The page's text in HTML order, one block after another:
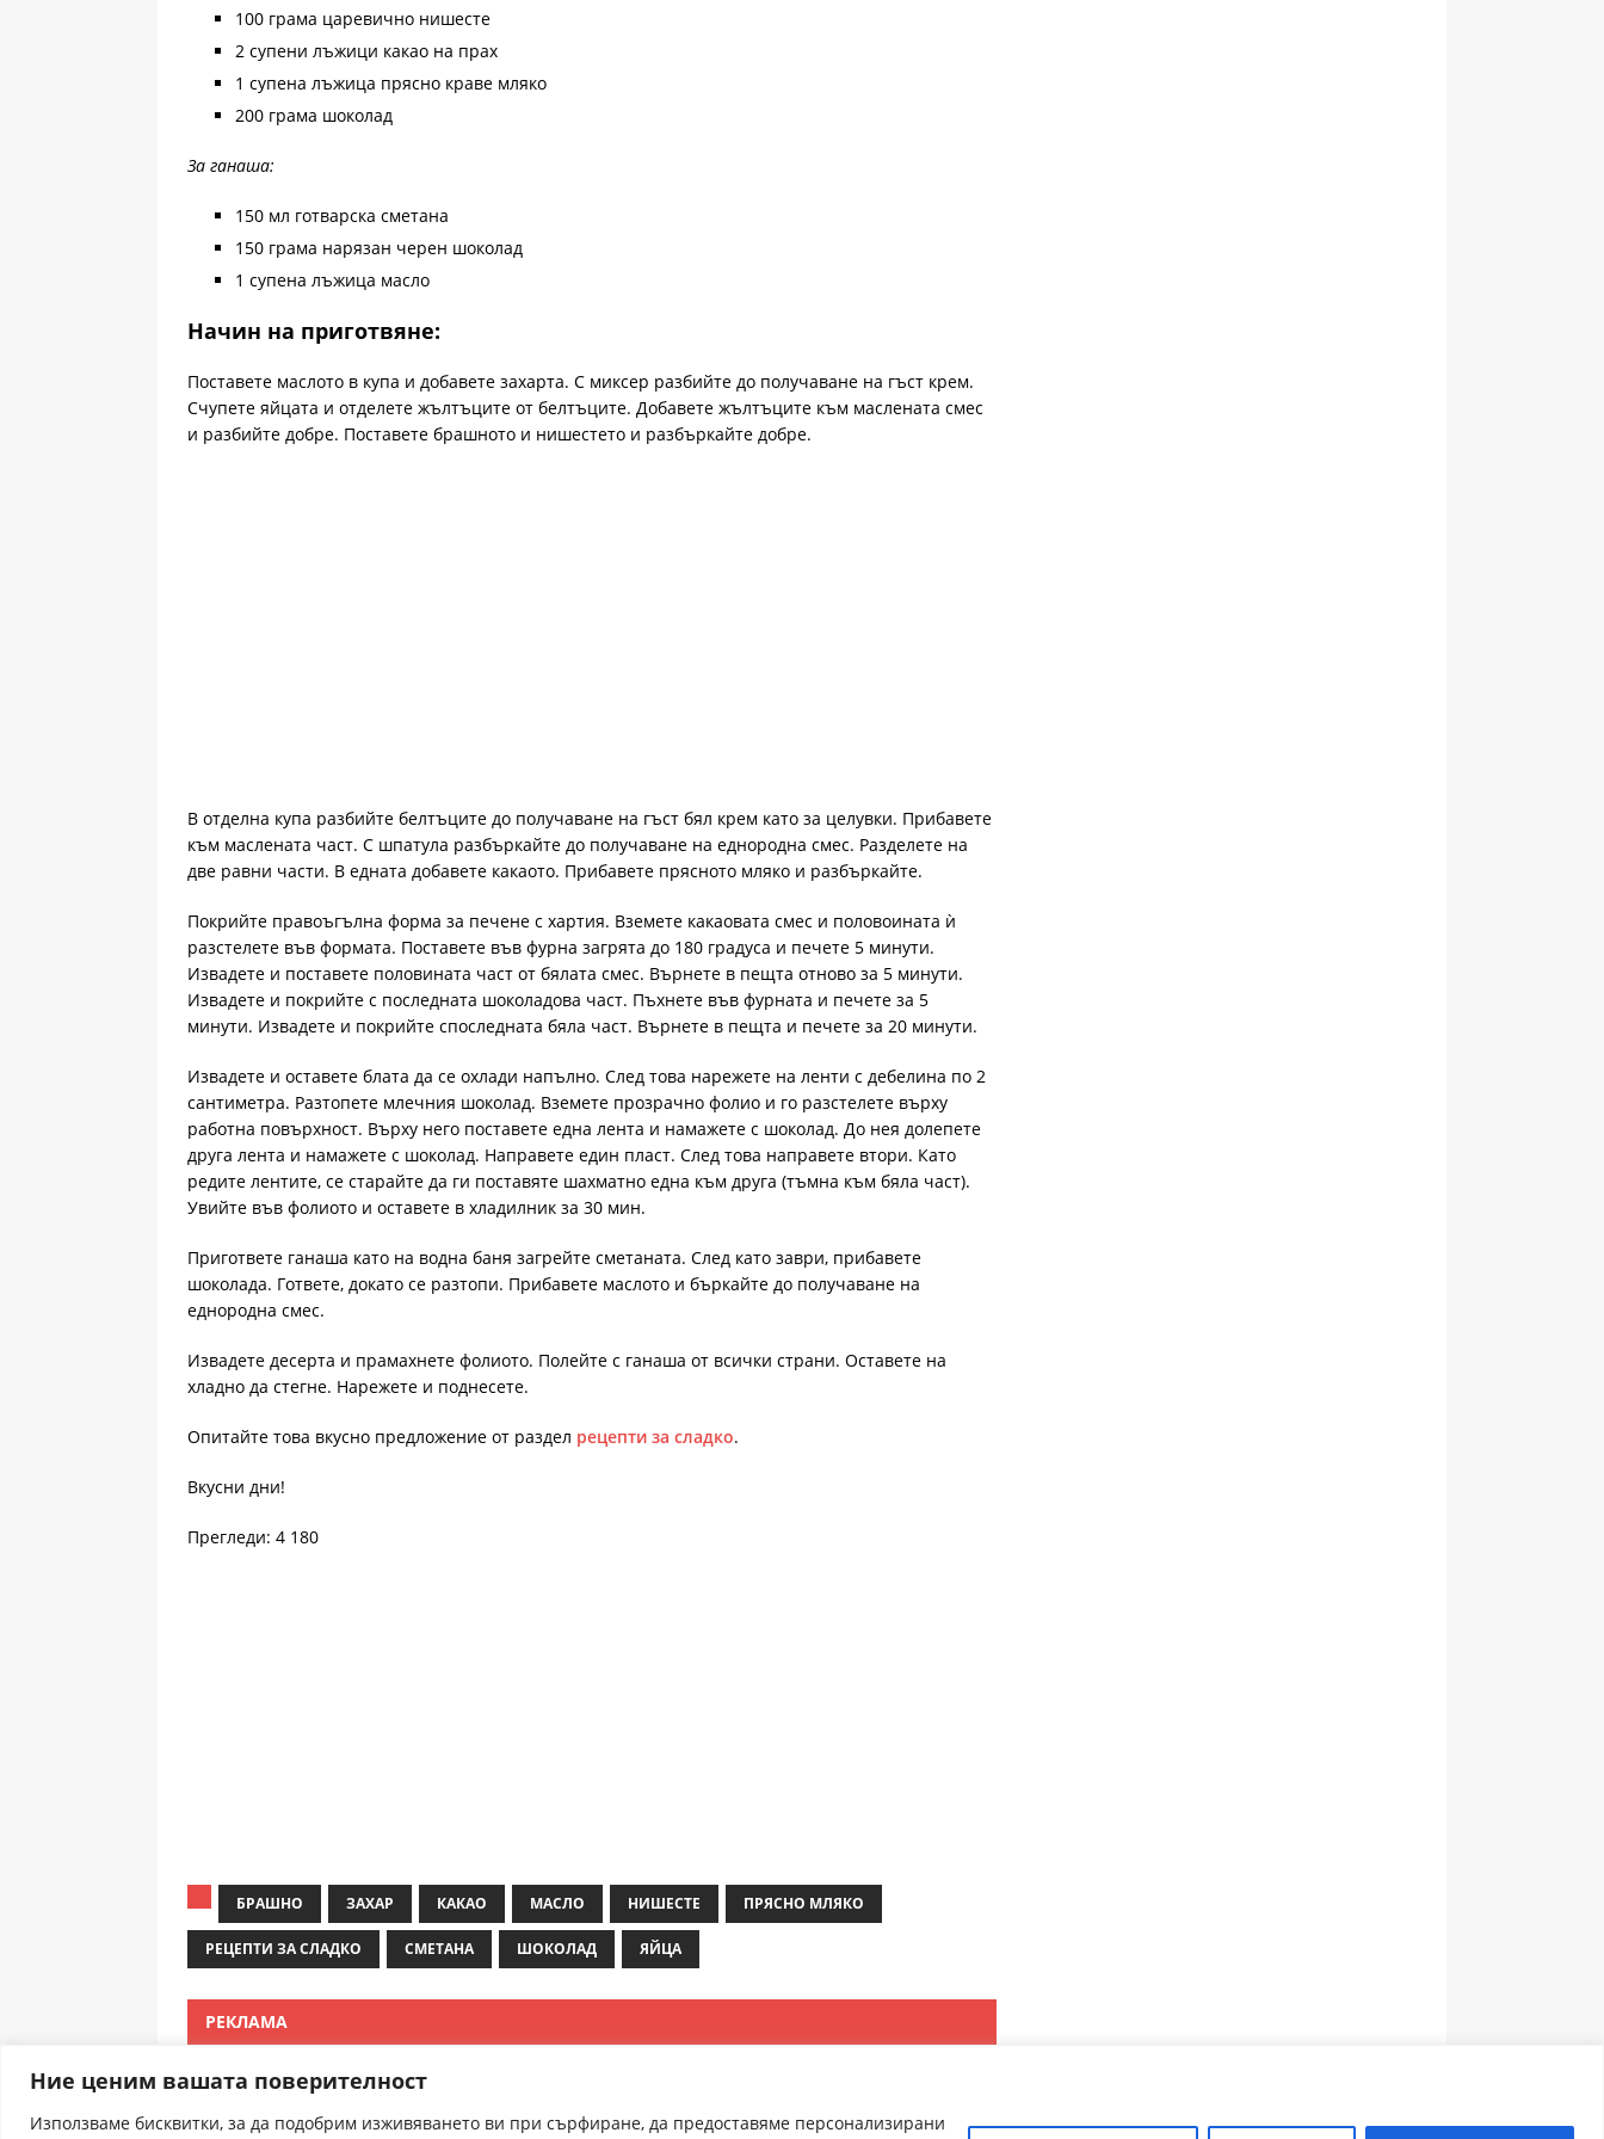
Ние ценим вашата поверителност
Използваме бисквитки, за да подобрим изживяването ви при сърфиране, да предоставяме персонализирани
100 грама царевично нишесте
2 супени лъжици какао на прах
1 супена лъжица прясно краве мляко
200 грама шоколад
За ганаша:
150 мл готварска сметана
150 грама нарязан черен шоколад
1 супена лъжица масло
Начин на приготвяне:
Поставете маслото в купа и добавете захарта. С миксер разбийте до получаване на гъст крем.
Счупете яйцата и отделете жълтъците от белтъците. Добавете жълтъците към маслената смес
и разбийте добре. Поставете брашното и нишестето и разбъркайте добре.
В отделна купа разбийте белтъците до получаване на гъст бял крем като за целувки. Прибавете
към маслената част. С шпатула разбъркайте до получаване на еднородна смес. Разделете на
две равни части. В едната добавете какаото. Прибавете прясното мляко и разбъркайте.
Покрийте правоъгълна форма за печене с хартия. Вземете какаовата смес и половоината ѝ
разстелете във формата. Поставете във фурна загрята до 180 градуса и печете 5 минути.
Извадете и поставете половината част от бялата смес. Върнете в пещта отново за 5 минути.
Извадете и покрийте с последната шоколадова част. Пъхнете във фурната и печете за 5
минути. Извадете и покрийте споследната бяла част. Върнете в пещта и печете за 20 минути.
Извадете и оставете блата да се охлади напълно. След това нарежете на ленти с дебелина по 2
сантиметра. Разтопете млечния шоколад. Вземете прозрачно фолио и го разстелете върху
работна повърхност. Върху него поставете една лента и намажете с шоколад. До нея долепете
друга лента и намажете с шоколад. Направете един пласт. След това направете втори. Като
редите лентите, се старайте да ги поставяте шахматно една към друга (тъмна към бяла част).
Увийте във фолиото и оставете в хладилник за 30 мин.
Пригответе ганаша като на водна баня загрейте сметаната. След като заври, прибавете
шоколада. Гответе, докато се разтопи. Прибавете маслото и бъркайте до получаване на
еднородна смес.
Извадете десерта и прамахнете фолиото. Полейте с ганаша от всички страни. Оставете на
хладно да стегне. Нарежете и поднесете.
Опитайте това вкусно предложение от раздел рецепти за сладко.
Вкусни дни!
Прегледи: 4 180
БРАШНО ЗАХАР КАКАО МАСЛО НИШЕСТЕ ПРЯСНО МЛЯКО
РЕЦЕПТИ ЗА СЛАДКО СМЕТАНА ШОКОЛАД ЯЙЦА
РЕКЛАМА